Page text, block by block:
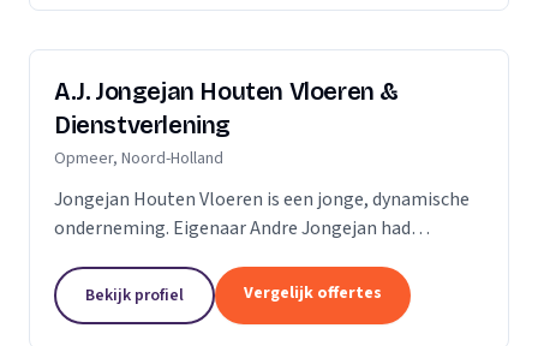
A.J. Jongejan Houten Vloeren &
Dienstverlening
Opmeer, Noord-Holland
Jongejan Houten Vloeren is een jonge, dynamische
onderneming. Eigenaar Andre Jongejan had
timmerbranche, toen hij in 2004 met zijn eigen
bedrijf van start ging....
Bekijk profiel Vergelijk offertes